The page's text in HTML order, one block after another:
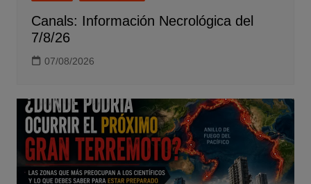
Canals: Información Necrológica del
7/8/26
07/08/2026